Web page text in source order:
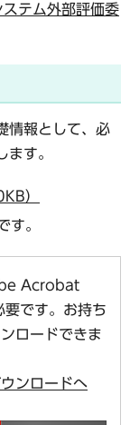
テム外部評価委
情報として、必
す。
）
す。
Acrobat
です。お持ち
ロードできま
ンロードへ